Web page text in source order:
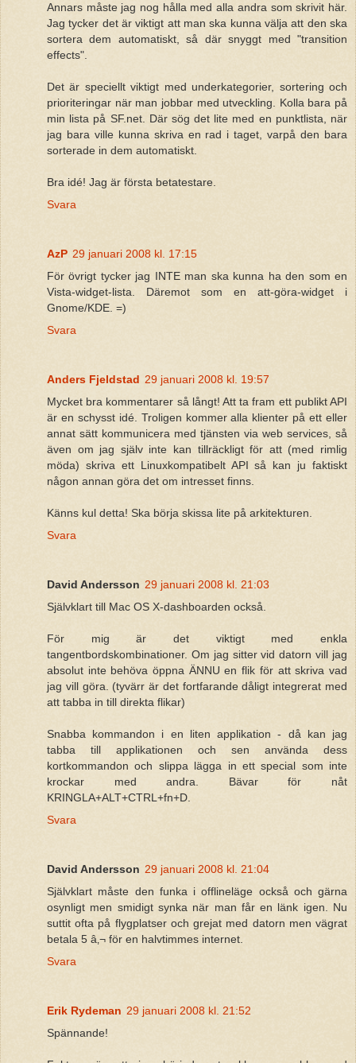
Annars måste jag nog hålla med alla andra som skrivit här.
Jag tycker det är viktigt att man ska kunna välja att den ska
sortera dem automatiskt, så där snyggt med "transition
effects".
Det är speciellt viktigt med underkategorier, sortering och
prioriteringar när man jobbar med utveckling. Kolla bara på
min lista på SF.net. Där sög det lite med en punktlista, när
jag bara ville kunna skriva en rad i taget, varpå den bara
sorterade in dem automatiskt.
Bra idé! Jag är första betatestare.
Svara
AzP 29 januari 2008 kl. 17:15
För övrigt tycker jag INTE man ska kunna ha den som en
Vista-widget-lista. Däremot som en att-göra-widget i
Gnome/KDE. =)
Svara
Anders Fjeldstad 29 januari 2008 kl. 19:57
Mycket bra kommentarer så långt! Att ta fram ett publikt API
är en schysst idé. Troligen kommer alla klienter på ett eller
annat sätt kommunicera med tjänsten via web services, så
även om jag själv inte kan tillräckligt för att (med rimlig
möda) skriva ett Linuxkompatibelt API så kan ju faktiskt
någon annan göra det om intresset finns.
Känns kul detta! Ska börja skissa lite på arkitekturen.
Svara
David Andersson 29 januari 2008 kl. 21:03
Självklart till Mac OS X-dashboarden också.
För mig är det viktigt med enkla
tangentbordskombinationer. Om jag sitter vid datorn vill jag
absolut inte behöva öppna ÄNNU en flik för att skriva vad
jag vill göra. (tyvärr är det fortfarande dåligt integrerat med
att tabba in till direkta flikar)
Snabba kommandon i en liten applikation - då kan jag
tabba till applikationen och sen använda dess
kortkommandon och slippa lägga in ett special som inte
krockar med andra. Bävar för nåt
KRINGLA+ALT+CTRL+fn+D.
Svara
David Andersson 29 januari 2008 kl. 21:04
Självklart måste den funka i offlineläge också och gärna
osynligt men smidigt synka när man får en länk igen. Nu
suttit ofta på flygplatser och grejat med datorn men vägrat
betala 5 â‚¬ för en halvtimmes internet.
Svara
Erik Rydeman 29 januari 2008 kl. 21:52
Spännande!